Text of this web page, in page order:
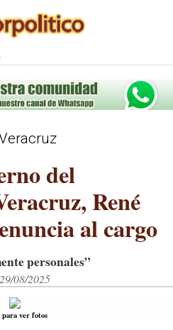
del
René
al cargo
personales”
08/2025
ver fotos